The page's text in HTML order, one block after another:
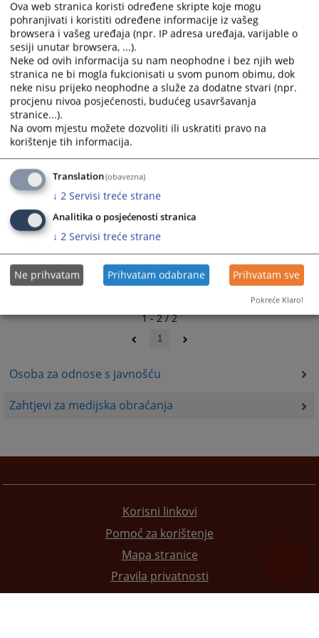
Osoba za odnose s javnošću
Zahtjevi za medijska obraćanja
and
select
a
date.
Press
the
question
mark
key
get
the
keyboard
shortcuts
for
dates.
and
select
a
date.
Press
the
question
mark
key
the
keyboard
shortcuts
for
dates.
04.11.2010.
1 - 2 / 2
1
Korisni linkovi
Pomoć za korištenje
Mapa stranice
Pravila privatnosti
Ova web stranica koristi određene skripte koje mogu
pohranjivati i koristiti određene informacije iz vašeg
browsera i vašeg uređaja (npr. IP adresa uređaja, varijable o
sesiji unutar browsera, ...).
Neke od ovih informacija su nam neophodne i bez njih web
stranica ne bi mogla fukcionisati u svom punom obimu, dok
neke nisu prijeko neophodne a služe za dodatne stvari (npr.
procjenu nivoa posjećenosti, budućeg usavršavanja
stranice...).
Na ovom mjestu možete dozvoliti ili uskratiti pravo na
korištenje tih informacija.
Translation(obavezna)
↓ 2 Servisi treće strane
Analitika o posjećenosti stranica
↓ 2 Servisi treće strane
Ne prihvatam Prihvatam odabrane Prihvatam sve
Pokreće Klaro!